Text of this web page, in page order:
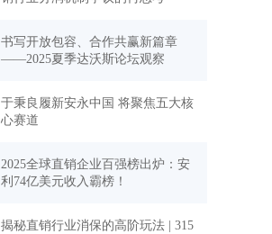
书写开放包容、合作共赢新篇章
——2025夏季达沃斯论坛观察
于秉良履新安永中国 将聚焦五大核
心赛道
2025全球直销企业百强榜出炉：安
利74亿美元收入霸榜！
揭秘直销行业消保的高阶玩法 | 315